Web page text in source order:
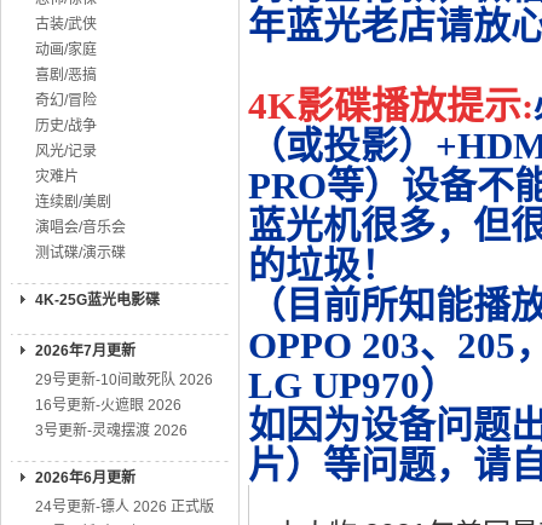
古装/武侠
动画/家庭
喜剧/恶搞
奇幻/冒险
历史/战争
风光/记录
灾难片
连续剧/美剧
演唱会/音乐会
测试碟/演示碟
4K-25G蓝光电影碟
2026年7月更新
29号更新-10间敢死队 2026
16号更新-火遮眼 2026
3号更新-灵魂摆渡 2026
2026年6月更新
24号更新-镖人 2026 正式版
年蓝光老店请放
4K影碟播放提示:
（或投影）
PRO等）设备不
蓝光机很多，但
的垃圾！
（目前所知能播
OPPO 203、205
LG UP970）
如因为设备问题
片）等问题，请